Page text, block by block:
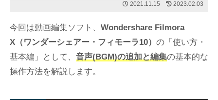
2021.11.15 2023.02.03
今回は動画編集ソフト、 Wondershare Filmora
X（ワンダーシェアー・フィモーラ10） の「使い方・
基本編」として、 音声(BGM)の追加と編集の基本的な
操作方法を解説します。